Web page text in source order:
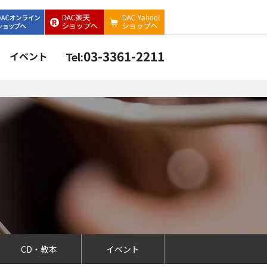
イベント Tel:03-3361-2211
CD・教本 イベント